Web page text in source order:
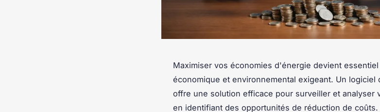
Maximiser vos économies d'énergie devient
économique et environnemental exigeant. Un
offre une solution efficace pour surveiller et analyser
en identifiant des opportunités de réduction de coûts.